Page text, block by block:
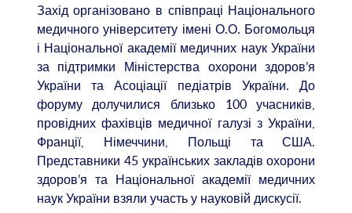
Захід організовано в співпраці Національного
медичного університету імені О.О. Богомольця
і Національної академії медичних наук України
за підтримки Міністерства охорони здоров’я
України та Асоціації педіатрів України. До
форуму долучилися близько 100 учасників,
провідних фахівців медичної галузі з України,
Франції, Німеччини, Польщі та США.
Представники 45 українських закладів охорони
здоров’я та Національної академії медичних
наук України взяли участь у науковій дискусії.